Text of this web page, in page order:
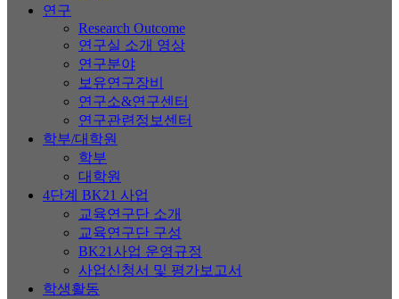
연구
Research Outcome
연구실 소개 영상
연구분야
보유연구장비
연구소&연구센터
연구관련정보센터
학부/대학원
학부
대학원
4단계 BK21 사업
교육연구단 소개
교육연구단 구성
BK21사업 운영규정
사업신청서 및 평가보고서
학생활동